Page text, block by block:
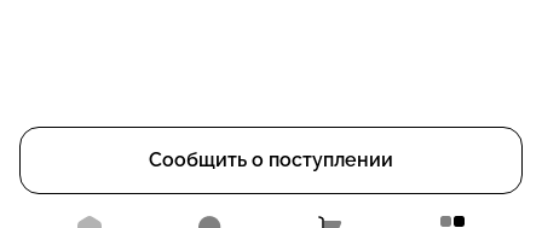
Сообщить о поступлении